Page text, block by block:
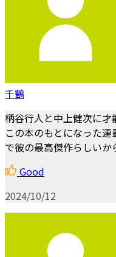
千鶴
柄谷行人と中上健次に
この本のもとになった
で彼の最高傑作らしいか
Good
2024/10/12